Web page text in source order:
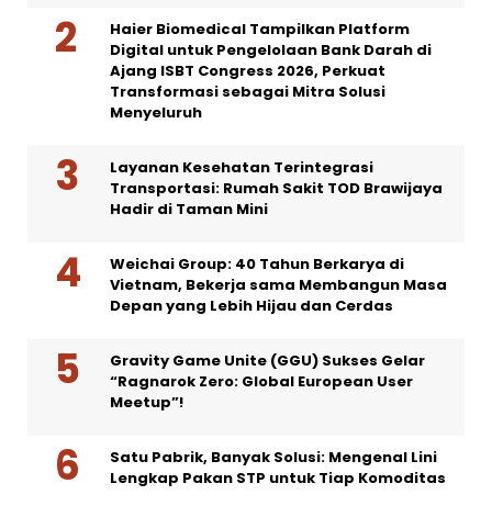
Haier Biomedical Tampilkan Platform
Digital untuk Pengelolaan Bank Darah di
Ajang ISBT Congress 2026, Perkuat
Transformasi sebagai Mitra Solusi
Menyeluruh
Layanan Kesehatan Terintegrasi
Transportasi: Rumah Sakit TOD Brawijaya
Hadir di Taman Mini
Weichai Group: 40 Tahun Berkarya di
Vietnam, Bekerja sama Membangun Masa
Depan yang Lebih Hijau dan Cerdas
Gravity Game Unite (GGU) Sukses Gelar
“Ragnarok Zero: Global European User
Meetup”!
Satu Pabrik, Banyak Solusi: Mengenal Lini
Lengkap Pakan STP untuk Tiap Komoditas